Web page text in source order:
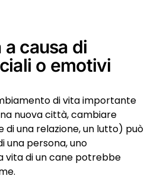
causa di
o emotivi
di vita importante
nuova città, cambiare
di una relazione, un lutto) può
una persona, uno
vita di un cane potrebbe